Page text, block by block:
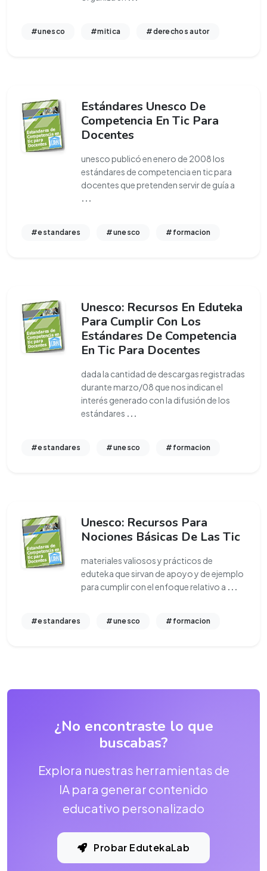
#unesco #mitica #derechos autor
Estándares Unesco De
Competencia En Tic Para
Docentes
unesco publicó en enero de 2008 los
estándares de competencia en tic para
docentes que pretenden servir de guía a
...
#estandares #unesco #formacion
Unesco: Recursos En Eduteka
Para Cumplir Con Los
Estándares De Competencia
En Tic Para Docentes
dada la cantidad de descargas registradas
durante marzo/08 que nos indican el
interés generado con la difusión de los
estándares ...
#estandares #unesco #formacion
Unesco: Recursos Para
Nociones Básicas De Las Tic
materiales valiosos y prácticos de
eduteka que sirvan de apoyo y de ejemplo
para cumplir con el enfoque relativo a ...
#estandares #unesco #formacion
¿No encontraste lo que
buscabas?
Explora nuestras herramientas de
IA para generar contenido
educativo personalizado
Probar EdutekaLab